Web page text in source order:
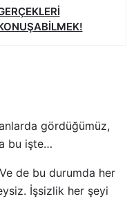
gördüğümüz,
bu işte…
de bu durumda her
İşsizlik her şeyi